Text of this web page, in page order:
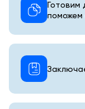
Готовим
поможем